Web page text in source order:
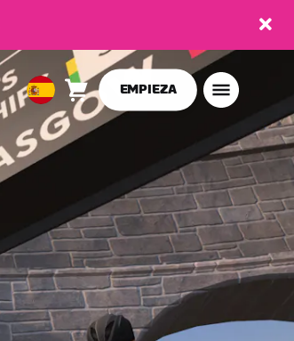
European
Union
Español
Carro
0
artículos
EMPIEZA